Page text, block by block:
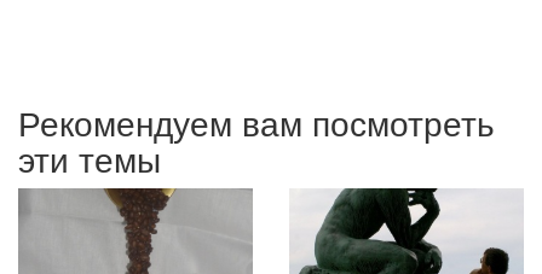
Рекомендуем вам посмотреть
эти темы